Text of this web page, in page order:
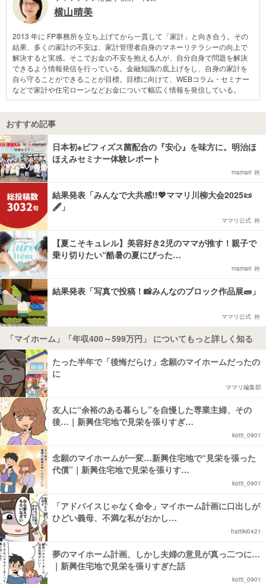
横山晴美
2013 年に FP事務所を立ち上げてから一貫して「家計」と向き合う。その
結果、多くの家計の不安は、家計管理者自身のマネーリテラシーの向上で
解決すると実感。そこでお金の不安を抱える人が、自分自身で問題を解決
できるよう情報発信を行っている。金融知識の底上げをし、自身の家計を
自ら守ることができることが目標。目標に向けて、WEBコラム・セミナー
などで家計や住宅ローンなどお金について幅広く情報を発信している。
おすすめ記事
日本初※ビフィズス菌配合の『安心』を味方に。明治ほ
ほえみセミナー体験レポート
mamari
結果発表「みんなで大共感!!💖ママリ川柳大会2025📜
🖋️」
ママリ公式
【夏こそキュレル】美容好き2児のママが推す！親子で
乗り切りたい“酷暑の夏にぴった…
mamari
結果発表「写真で投稿！📸みんなのブロック作品展🧱」
ママリ公式
「マイホーム」「年収400～599万円」 についてもっと詳しく知る
たった半年で「後悔だらけ」念願のマイホームだったの
に
ママリ編集部
友人に“余裕のある暮らし”を自慢した専業主婦、その
後…｜新興住宅地で見栄を張りすぎ…
kotti_0901
念願のマイホームが一変…新興住宅地で“見栄を張った
代償”｜新興住宅地で見栄を張りす…
kotti_0901
「アドバイスじゃなく命令」マイホーム計画に口出しが
ひどい義母、不満な私がおかし…
hattiki0421
夢のマイホーム計画、しかし夫婦の意見が真っ二つに…
｜新興住宅地で見栄を張りすぎた話
kotti_0901